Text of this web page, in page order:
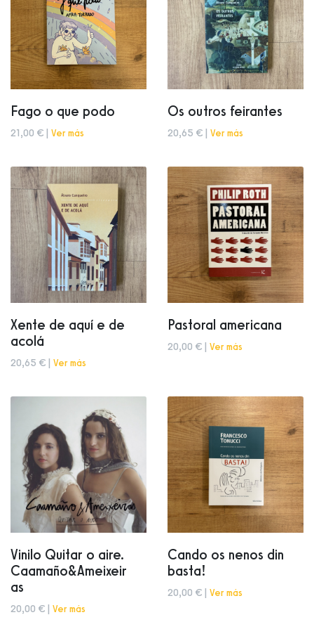
Fago o que podo
21,00 € | Ver más
Os outros feirantes
20,65 € | Ver más
Xente de aquí e de
acolá
20,65 € | Ver más
Pastoral americana
20,00 € | Ver más
Vinilo Quitar o aire.
Caamaño&Ameixeir
as
20,00 € | Ver más
Cando os nenos din
basta!
20,00 € | Ver más